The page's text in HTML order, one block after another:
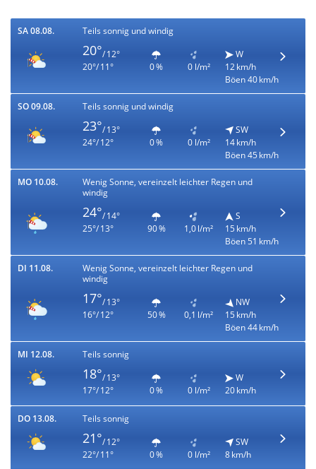
SA 08.08. Teils sonnig und windig
20°/ 12°
20°/ 11°
0 % 0 l/m²
W
12 km/h
Böen 40 km/h
SO 09.08. Teils sonnig und windig
23°/ 13°
24°/ 12°
0 % 0 l/m²
SW
14 km/h
Böen 45 km/h
MO 10.08.
Wenig Sonne, vereinzelt leichter Regen und
windig
24°/ 14°
25°/ 13°
90 % 1,0 l/m²
S
15 km/h
Böen 51 km/h
DI 11.08.
Wenig Sonne, vereinzelt leichter Regen und
windig
17°/ 13°
16°/ 12°
50 % 0,1 l/m²
NW
15 km/h
Böen 44 km/h
MI 12.08. Teils sonnig
18°/ 13°
17°/ 12°
0 % 0 l/m²
W
20 km/h
DO 13.08. Teils sonnig
21°/ 12°
22°/ 11°
0 % 0 l/m²
SW
8 km/h